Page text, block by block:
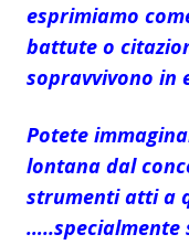
esprimiamo
battute o
sopravvivono in
Potete
lontana dal
strumenti atti a
…..specialmente